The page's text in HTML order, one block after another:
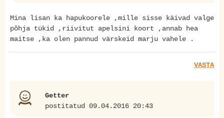
Mina lisan ka hapukoorele ,mille sisse käivad valge
põhja tükid ,riivitut apelsini koort ,annab hea
maitse ,ka olen pannud värskeid marju vahele .
VASTA
Getter
postitatud 09.04.2016 20:43